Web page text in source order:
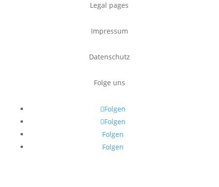
Legal pages
Impressum
Datenschutz
Folge uns
Folgen
Folgen
Folgen
Folgen